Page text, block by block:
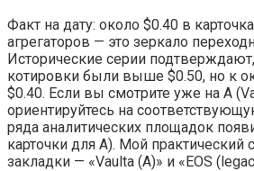
Факт на дату: около $0.40 в
агрегаторов — это зеркало
Исторические серии подтверждают,
котировки были выше $0.50, но к
$0.40. Если вы смотрите уже на A
ориентируйтесь на
ряда аналитических площадок
карточки для A). Мой практический
закладки — «Vaulta (A)» и «EOS